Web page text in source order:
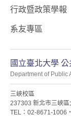
國立臺北大學
Department of Public
三峽校區
237303 新北市三峽
TEL：02-8671-1006
行政暨政策學報
系友專區